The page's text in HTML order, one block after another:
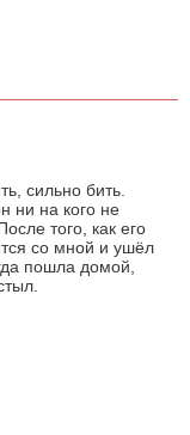
сильно бить.
ни на кого не
того, как его
со мной и ушёл
пошла домой,